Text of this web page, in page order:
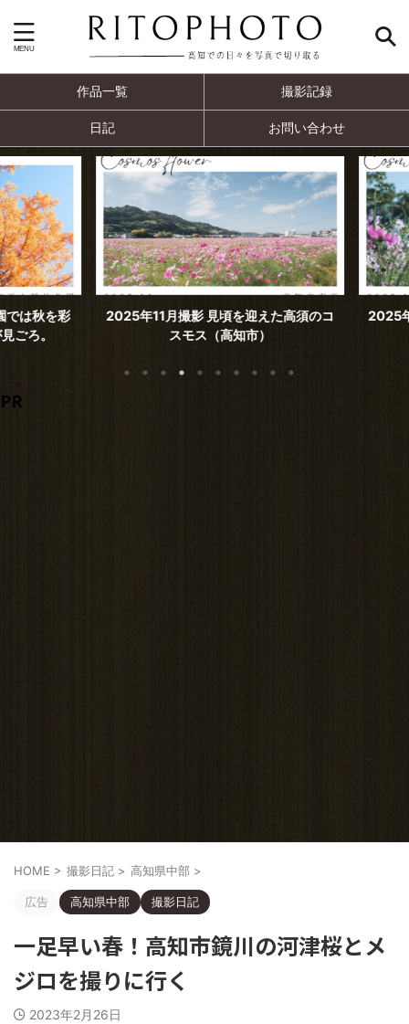
作品一覧 撮影記録
日記 お問い合わせ
秋を彩
ろ。
2025年11月撮影 見頃を迎えた高須のコ
スモス（高知市）
2025年
PR
HOME > 撮影日記 > 高知県中部 >
広告 高知県中部 撮影日記
一足早い春！高知市鏡川の河津桜とメ
ジロを撮りに行く
2023年2月26日